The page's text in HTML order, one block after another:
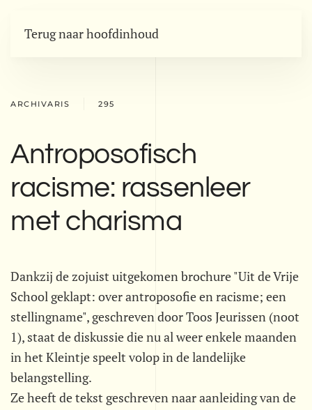
Terug naar hoofdinhoud
ARCHIVARIS 295
Antroposofisch
racisme: rassenleer
met charisma
Dankzij de zojuist uitgekomen brochure "Uit de Vrije
School geklapt: over antroposofie en racisme; een
stellingname", geschreven door Toos Jeurissen (noot
1), staat de diskussie die nu al weer enkele maanden
in het Kleintje speelt volop in de landelijke
belangstelling.
Ze heeft de tekst geschreven naar aanleiding van de